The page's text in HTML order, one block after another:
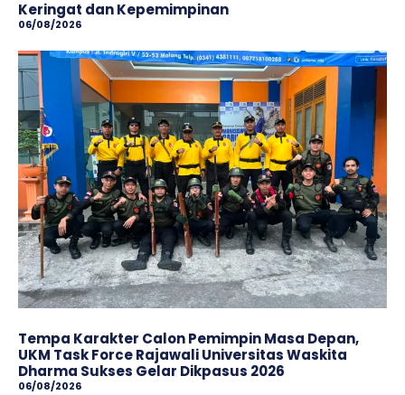
Keringat dan Kepemimpinan
06/08/2026
Tempa Karakter Calon Pemimpin Masa Depan,
UKM Task Force Rajawali Universitas Waskita
Dharma Sukses Gelar Dikpasus 2026
06/08/2026